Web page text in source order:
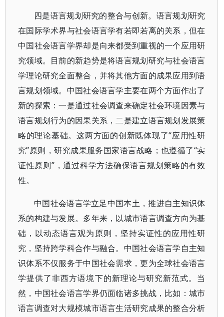
四是语言规划研究的整合与创新。语言规划研究
在国际学术界与社会语言学有若即若离的关系，但在
中国社会语言学界却是向来都受到重视的一个应用研
究领域。目前的新趋势是将语言规划研究与社会语言
学理论研究全面整合，并将其他方面的成果应用到语
言规划领域。中国社会语言学主要在两个方面作出了
新的探索：一是通过社会调查来确定社会环境因素与
语言规划行为的因果关系，二是建立语言规划发展策
略的理论基础。这两方面的创新既体现了“应用性研
究”原则，研究成果服务国家语言战略；也遵循了“实
证性原则”，通过科学方法确保语言规划策略的有效
性。
中国社会语言学立足中国本土，推进自主知识体
系的构建与发展。多年来，以城市语言调查方向为基
础，以动态语言观为原则，坚持实证性的应用性研
究，坚持跨学科合作与融合。中国社会语言学自主知
识体系不仅服务于中国社会需求，更为全球社会语言
学提供了非西方语境下的新理论与研究新范式。当
然，中国社会语言学界仍面临诸多挑战，比如：城市
语言调查对大规模城市语言生活研究成果的整合分析